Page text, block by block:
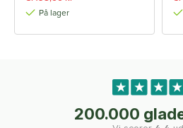
På lager
200.000